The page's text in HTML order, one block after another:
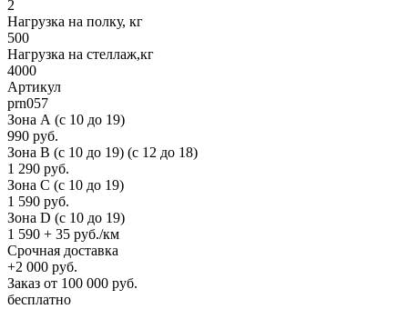
2
Нагрузка на полку, кг
500
Нагрузка на стеллаж,кг
4000
Артикул
prn057
Зона А (c 10 до 19)
990 руб.
Зона B (c 10 до 19) (c 12 до 18)
1 290 руб.
Зона C (c 10 до 19)
1 590 руб.
Зона D (c 10 до 19)
1 590 + 35 руб./км
Срочная доставка
+2 000 руб.
Заказ от 100 000 руб.
бесплатно